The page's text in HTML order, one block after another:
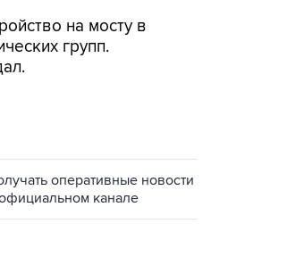
на мосту в
групп.
оперативные новости
канале